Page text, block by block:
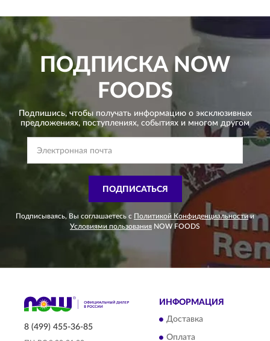
ПОДПИСКАNOW
FOODS
Подпишись, чтобы получать информацию о эксклюзивных
предложениях, поступлениях, событиях и многом другом
ПОДПИСАТЬСЯ
Подписываясь, Вы соглашаетесь с Политикой Конфиденциальности и
Условиями пользования NOW FOODS
8 (499) 455-36-85
ИНФОРМАЦИЯ
Доставка
Оплата